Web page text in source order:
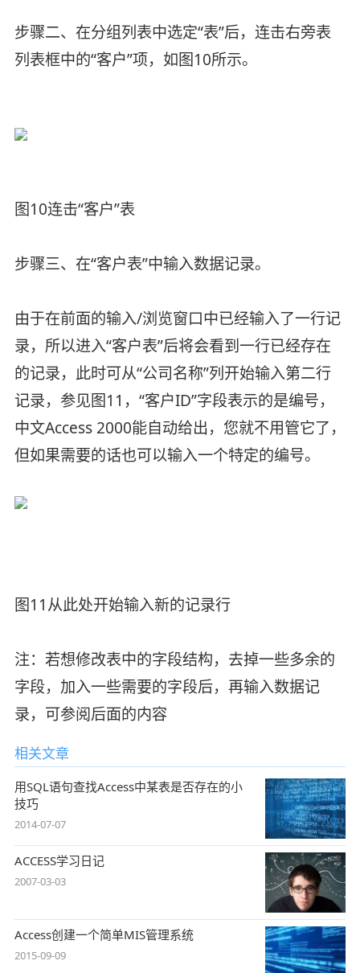
步骤二、在分组列表中选定“表”后，连击右旁表
列表框中的“客户”项，如图10所示。
图10连击“客户”表
步骤三、在“客户表”中输入数据记录。
由于在前面的输入/浏览窗口中已经输入了一行记
录，所以进入“客户表”后将会看到一行已经存在
的记录，此时可从“公司名称”列开始输入第二行
记录，参见图11，“客户ID”字段表示的是编号，
中文Access 2000能自动给出，您就不用管它了，
但如果需要的话也可以输入一个特定的编号。
图11从此处开始输入新的记录行
注：若想修改表中的字段结构，去掉一些多余的
字段，加入一些需要的字段后，再输入数据记
录，可参阅后面的内容
相关文章
用SQL语句查找Access中某表是否存在的小
技巧
2014-07-07
ACCESS学习日记
2007-03-03
Access创建一个简单MIS管理系统
2015-09-09